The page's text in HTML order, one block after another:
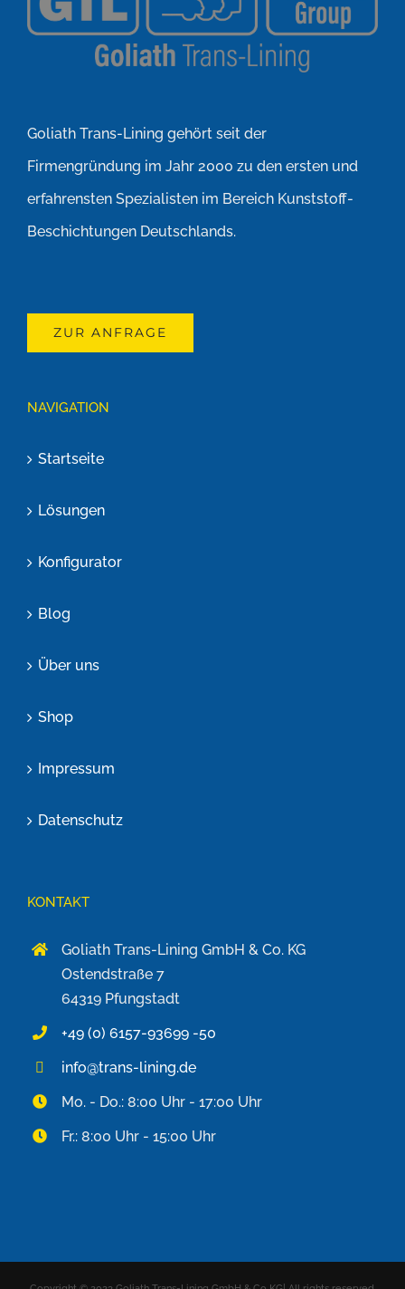
Goliath Trans-Lining gehört seit der
Firmengründung im Jahr 2000 zu den ersten und
erfahrensten Spezialisten im Bereich Kunststoff-
Beschichtungen Deutschlands.
ZUR ANFRAGE
NAVIGATION
Startseite
Lösungen
Konfigurator
Blog
Über uns
Shop
Impressum
Datenschutz
KONTAKT
Goliath Trans-Lining GmbH & Co. KG
Ostendstraße 7
64319 Pfungstadt
+49 (0) 6157-93699 -50
info@trans-lining.de
Mo. - Do.: 8:00 Uhr - 17:00 Uhr
Fr.: 8:00 Uhr - 15:00 Uhr